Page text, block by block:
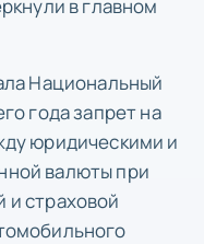
в главном
Национальный
года запрет на
юридическими и
валюты при
и страховой